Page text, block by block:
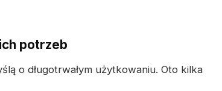
potrzeb
o długotrwałym użytkowaniu. Oto kilka